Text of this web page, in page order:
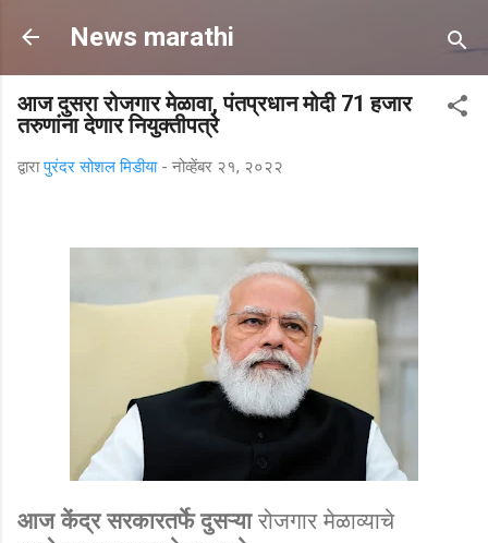
मुख्य सामग्रीवर वगळा
News marathi
आज दुसरा रोजगार मेळावा, पंतप्रधान मोदी 71 हजार
तरुणांना देणार नियुक्तीपत्रे
द्वारापुरंदर सोशल मिडीया - नोव्हेंबर २१, २०२२
आज केंद्र सरकारतर्फे दुसऱ्या रोजगार मेळाव्याचे